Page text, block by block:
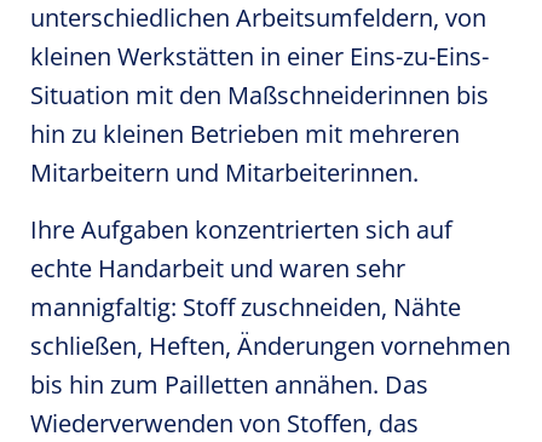
unterschiedlichen Arbeitsumfeldern, von
kleinen Werkstätten in einer Eins-zu-Eins-
Situation mit den Maßschneiderinnen bis
hin zu kleinen Betrieben mit mehreren
Mitarbeitern und Mitarbeiterinnen.
Ihre Aufgaben konzentrierten sich auf
echte Handarbeit und waren sehr
mannigfaltig: Stoff zuschneiden, Nähte
schließen, Heften, Änderungen vornehmen
bis hin zum Pailletten annähen. Das
Wiederverwenden von Stoffen, das